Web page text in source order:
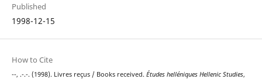
Published
1998-12-15
How to Cite
--, .-.-. (1998). Livres reçus / Books received. Études helléniques Hellenic Studies,